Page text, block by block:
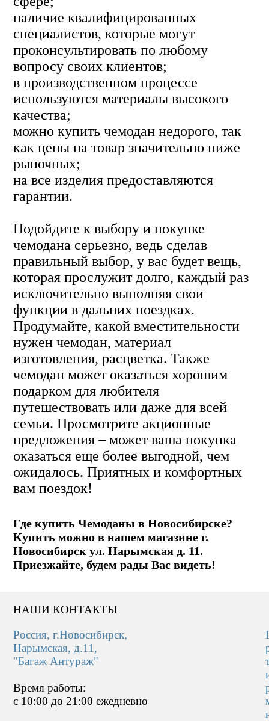
наличие квалифицированных
специалистов, которые могут
проконсультировать по любому
вопросу своих клиентов;
в производственном процессе
используются материалы высокого
качества;
можно купить чемодан недорого, так
как цены на товар значительно ниже
рыночных;
на все изделия предоставляются
гарантии.
Подойдите к выбору и покупке
чемодана серьезно, ведь сделав
правильный выбор, у вас будет вещь,
которая прослужит долго, каждый раз
исключительно выполняя свои
функции в дальних поездках.
Продумайте, какой вместительности
нужен чемодан, материал
изготовления, расцветка. Также
чемодан может оказаться хорошим
подарком для любителя
путешествовать или даже для всей
семьи. Просмотрите акционные
предложения – может ваша покупка
оказаться еще более выгодной, чем
ожидалось. Приятных и комфортных
вам поездок!
Где купить Чемоданы в Новосибирске?
Купить можно в нашем магазине г.
Новосибирск ул. Нарымская д. 11.
Приезжайте, будем рады Вас видеть!
НАШИ КОНТАКТЫ
Россия, г.Новосибирск,
Нарымская, д.11,
"Багаж Антураж"
Время работы:
c 10:00 до 21:00 ежедневно